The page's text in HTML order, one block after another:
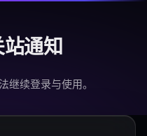
通知
继续登录与使用。